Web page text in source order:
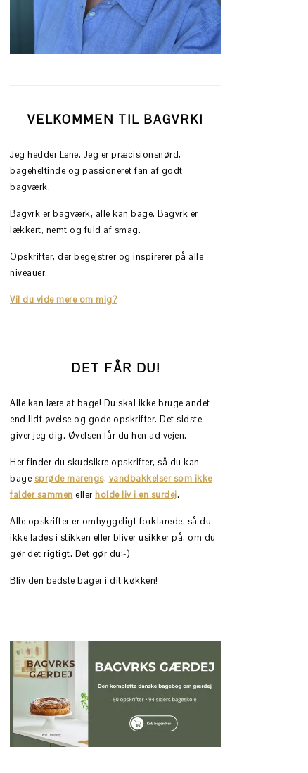
VELKOMMEN TIL BAGVRK!
Jeg hedder Lene. Jeg er præcisionsnørd,
bageheltinde og passioneret fan af godt
bagværk.
Bagvrk er bagværk, alle kan bage. Bagvrk er
lækkert, nemt og fuld af smag.
Opskrifter, der begejstrer og inspirerer på alle
niveauer.
Vil du vide mere om mig?
DET FÅR DU!
Alle kan lære at bage! Du skal ikke bruge andet
end lidt øvelse og gode opskrifter. Det sidste
giver jeg dig. Øvelsen får du hen ad vejen.
Her finder du skudsikre opskrifter, så du kan
bage sprøde marengs, vandbakkelser som ikke
falder sammen eller holde liv i en surdej.
Alle opskrifter er omhyggeligt forklarede, så du
ikke lades i stikken eller bliver usikker på, om du
gør det rigtigt. Det gør du:-)
Bliv den bedste bager i dit køkken!